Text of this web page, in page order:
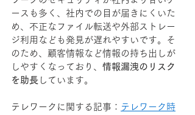
ースも多く、社内での目が届きにくいた
め、不正なファイル転送や外部ストレー
ジ利用なども発見が遅れやすいです。そ
のため、顧客情報など情報の持ち出しが
しやすくなっており、 情報漏洩のリスク
を助長 しています。
テレワークに関する記事： テレワーク時